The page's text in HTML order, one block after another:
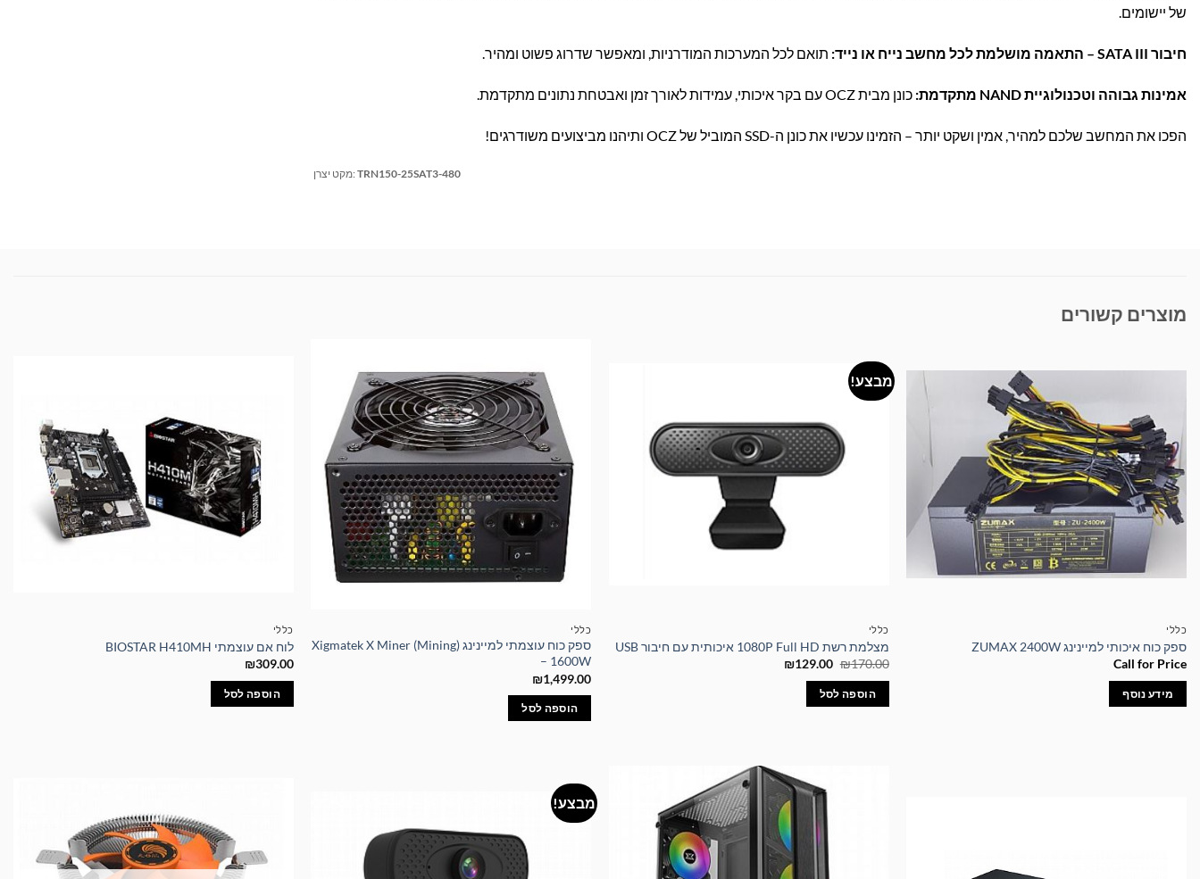
של יישומים.
חיבור SATA III – התאמה מושלמת לכל מחשב נייח או נייד: תואם לכל המערכות המודרניות, ומאפשר שדרוג פשוט ומהיר.
אמינות גבוהה וטכנולוגיית NAND מתקדמת: כונן מבית OCZ עם בקר איכותי, עמידות לאורך זמן ואבטחת נתונים מתקדמת.
הפכו את המחשב שלכם למהיר, אמין ושקט יותר – הזמינו עכשיו את כונן ה-SSD המוביל של OCZ ותיהנו מביצועים משודרגים!
מקט יצרן: TRN150-25SAT3-480
מוצרים קשורים
כללי
ספק כוח איכותי למיינינג ZUMAX 2400W
Call for Price
מידע נוסף
מבצע!
כללי
מצלמת רשת 1080P Full HD איכותית עם חיבור USB
₪170.00
המחיר
היה:
₪170.00.
₪129.00
המחיר
הוספה לסל
כללי
ספק כוח עוצמתי למיינינג Xigmatek X Miner (Mining)
– 1600W
₪1,499.00
הוספה לסל
כללי
לוח אם עוצמתי BIOSTAR H410MH
₪309.00
הוספה לסל
מבצע!